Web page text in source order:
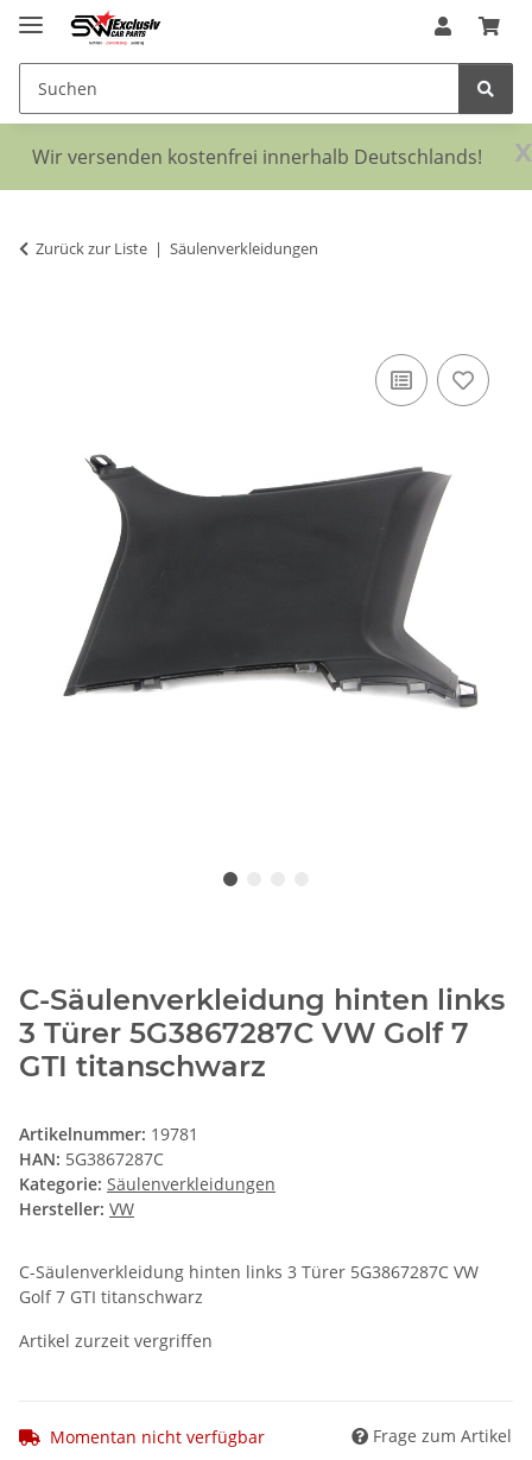
x
Wir versenden kostenfrei innerhalb Deutschlands!
Zurück zur Liste Säulenverkleidungen
C-Säulenverkleidung hinten links
3 Türer 5G3867287C VW Golf 7
GTI titanschwarz
Artikelnummer: 19781
HAN: 5G3867287C
Kategorie: Säulenverkleidungen
Hersteller: VW
C-Säulenverkleidung hinten links 3 Türer 5G3867287C VW
Golf 7 GTI titanschwarz
Artikel zurzeit vergriffen
Momentan nicht verfügbar Frage zum Artikel